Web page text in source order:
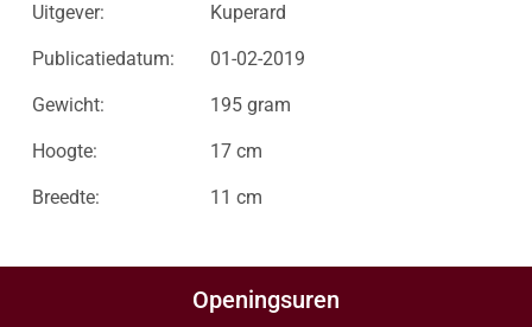
Uitgever: Kuperard
Publicatiedatum: 01-02-2019
Gewicht: 195 gram
Hoogte: 17 cm
Breedte: 11 cm
Openingsuren